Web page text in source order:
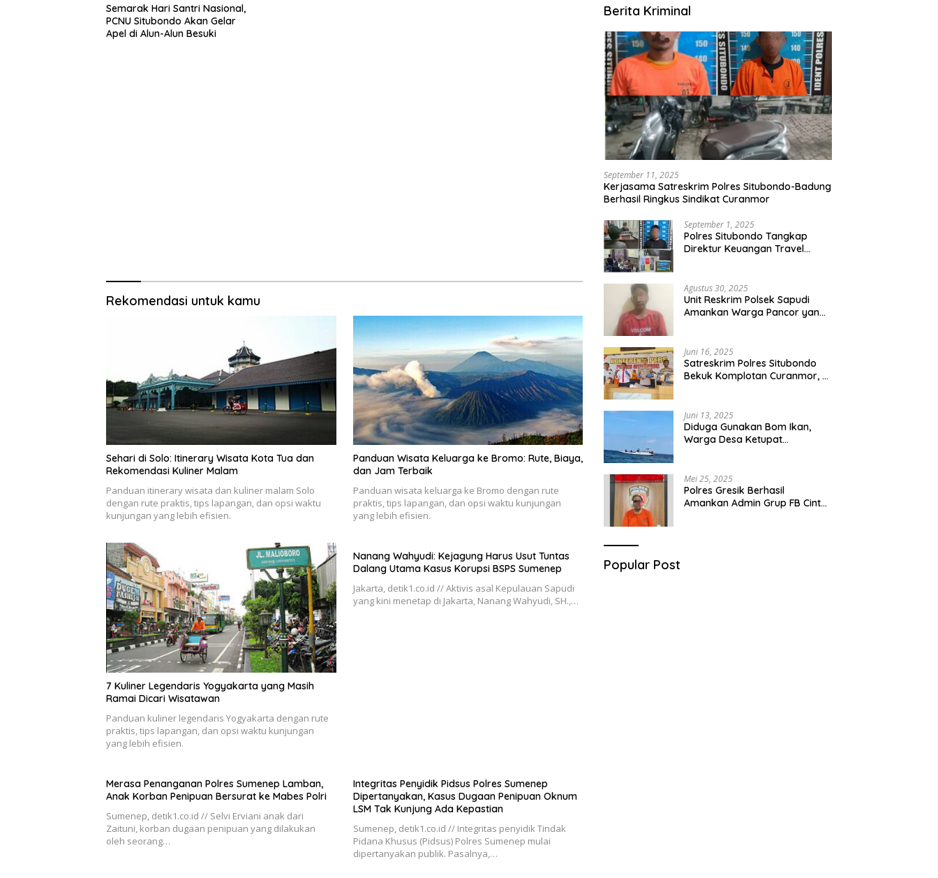
Semarak Hari Santri Nasional,
PCNU Situbondo Akan Gelar
Apel di Alun-Alun Besuki
Rekomendasi untuk kamu
Sehari di Solo: Itinerary Wisata Kota Tua dan
Rekomendasi Kuliner Malam
Panduan itinerary wisata dan kuliner malam Solo
dengan rute praktis, tips lapangan, dan opsi waktu
kunjungan yang lebih efisien.
Panduan Wisata Keluarga ke Bromo: Rute, Biaya,
dan Jam Terbaik
Panduan wisata keluarga ke Bromo dengan rute
praktis, tips lapangan, dan opsi waktu kunjungan
yang lebih efisien.
7 Kuliner Legendaris Yogyakarta yang Masih
Ramai Dicari Wisatawan
Panduan kuliner legendaris Yogyakarta dengan rute
praktis, tips lapangan, dan opsi waktu kunjungan
yang lebih efisien.
Nanang Wahyudi: Kejagung Harus Usut Tuntas
Dalang Utama Kasus Korupsi BSPS Sumenep
Jakarta, detik1.co.id // Aktivis asal Kepulauan Sapudi
yang kini menetap di Jakarta, Nanang Wahyudi, SH.,…
Merasa Penanganan Polres Sumenep Lamban,
Anak Korban Penipuan Bersurat ke Mabes Polri
Sumenep, detik1.co.id // Selvi Erviani anak dari
Zaituni, korban dugaan penipuan yang dilakukan
oleh seorang…
Integritas Penyidik Pidsus Polres Sumenep
Dipertanyakan, Kasus Dugaan Penipuan Oknum
LSM Tak Kunjung Ada Kepastian
Sumenep, detik1.co.id // Integritas penyidik Tindak
Pidana Khusus (Pidsus) Polres Sumenep mulai
dipertanyakan publik. Pasalnya,…
Berita Kriminal
September 11, 2025
Kerjasama Satreskrim Polres Situbondo-Badung
Berhasil Ringkus Sindikat Curanmor
September 1, 2025
Polres Situbondo Tangkap
Direktur Keuangan Travel
Agustus 30, 2025
Unit Reskrim Polsek Sapudi
Amankan Warga Pancor yang
Juni 16, 2025
Satreskrim Polres Situbondo
Bekuk Komplotan Curanmor, 9
Juni 13, 2025
Diduga Gunakan Bom Ikan,
Warga Desa Ketupat
Mei 25, 2025
Polres Gresik Berhasil
Amankan Admin Grup FB Cinta
Popular Post